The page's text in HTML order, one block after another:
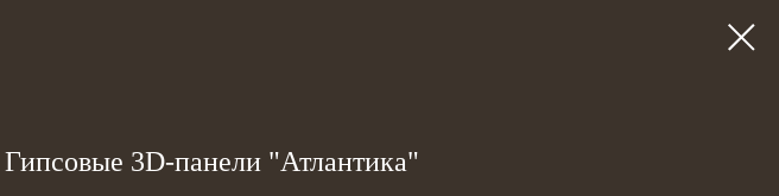
Гипсовые 3D-панели "Атлантика"